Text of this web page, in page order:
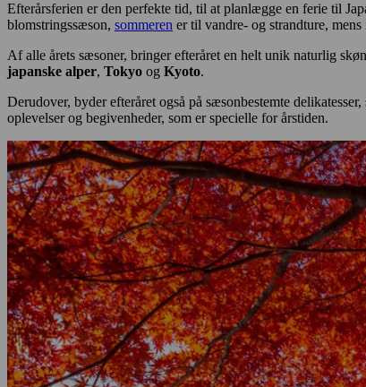
Efterårsferien er den perfekte tid, til at planlægge en ferie til
blomstringssæson, sommeren er til vandre- og strandture, mens
Af alle årets sæsoner, bringer efteråret en helt unik naturlig
japanske alper, Tokyo og Kyoto.
Derudover, byder efteråret også på sæsonbestemte
oplevelser og begivenheder, som er specielle for årstiden.